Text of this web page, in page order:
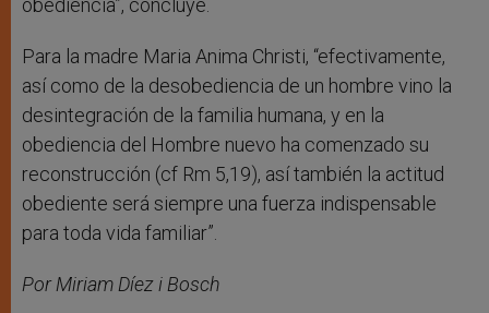
obediencia”, concluye.
Para la madre Maria Anima Christi, “efectivamente,
así como de la desobediencia de un hombre vino la
desintegración de la familia humana, y en la
obediencia del Hombre nuevo ha comenzado su
reconstrucción (cf Rm 5,19), así también la actitud
obediente será siempre una fuerza indispensable
para toda vida familiar”.
Por Miriam Díez i Bosch